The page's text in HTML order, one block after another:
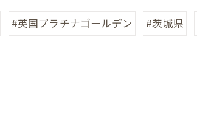
#英国プラチナゴールデン #茨城県